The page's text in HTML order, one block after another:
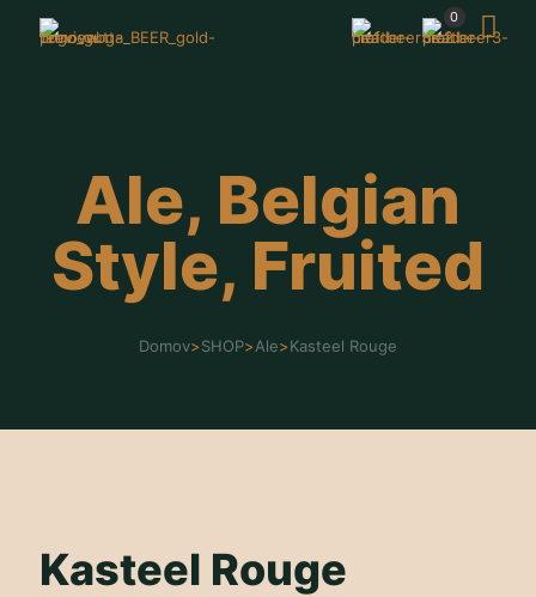
0
Ale, Belgian
Style, Fruited
Domov>SHOP>Ale>Kasteel Rouge
Kasteel Rouge